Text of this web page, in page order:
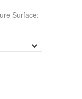
Surface:
вимите
її від
на 3-5